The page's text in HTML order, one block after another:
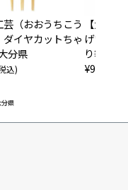
分県
芸（おおうちこう
ダイヤカットちゃ
分県
込)
【大内
げい）】
り箸/大
¥990